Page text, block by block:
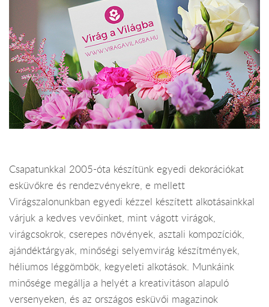
Csapatunkkal 2005-óta készítünk egyedi dekorációkat
esküvőkre és rendezvényekre, e mellett
Virágszalonunkban egyedi kézzel készített alkotásainkkal
várjuk a kedves vevőinket, mint vágott virágok,
virágcsokrok, cserepes növények, asztali kompozíciók,
ajándéktárgyak, minőségi selyemvirág készítmények,
héliumos léggömbök, kegyeleti alkotások. Munkáink
minősége megállja a helyét a kreativitáson alapuló
versenyeken, és az országos esküvői magazinok